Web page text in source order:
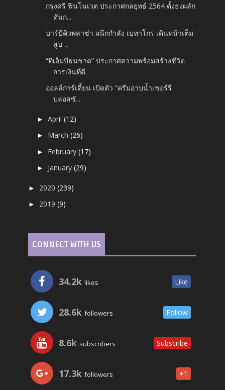
กรุงศรี ฟินโนเวต ประกาศกลยุทธ์ 2564 ตั้งธงผลัก
ดันก...
บาร์บีคิวพลาซ่า ผนึกกำลัง เบทาโกร เดินหน้าเต็ม
สูบ ...
“ทีเอ็มบีธนชาต” ประกาศความพร้อมสร้างชีวิต
การเงินที่ดี
ออลล์การ์เดี้ยน เปิดตัว “ครีมอาบน้ำเชอร์รี่
บลอสซั...
►April(12)
► March(26)
► February(17)
► January(29)
► 2020(239)
► 2019(9)
CONNECT WITH US
34.2k likes Like
28.6k followers Follow
8.6k subscribers Subscribe
17.3k followers +1